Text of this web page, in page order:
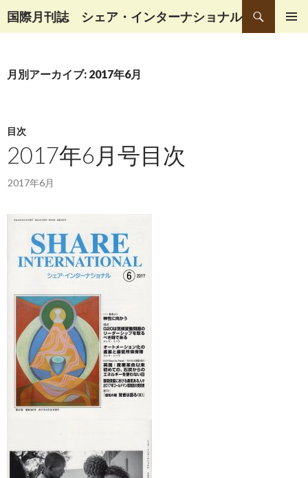
国際月刊誌 シェア・インターナショナル
検
索
ン
動
月別アーカイブ: 2017年6月
目次
2017年6月号目次
2017年6月